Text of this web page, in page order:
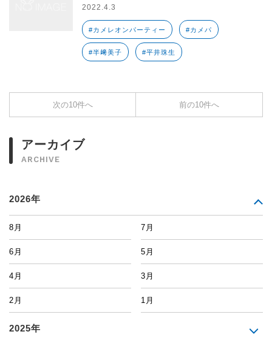
2022.4.3
#カメレオンパーティー #カメパ
#半﨑美子 #平井珠生
次の10件へ 前の10件へ
アーカイブ
ARCHIVE
2026年
8月 7月
6月 5月
4月 3月
2月 1月
2025年